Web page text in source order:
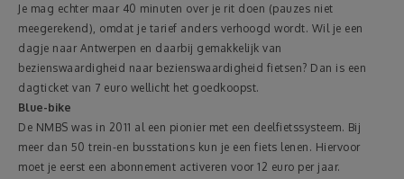
Je mag echter maar 40 minuten over je rit doen (pauzes niet
meegerekend), omdat je tarief anders verhoogd wordt. Wil je een
dagje naar Antwerpen en daarbij gemakkelijk van
bezienswaardigheid naar bezienswaardigheid fietsen? Dan is een
dagticket van 7 euro wellicht het goedkoopst.
Blue-bike
De NMBS was in 2011 al een pionier met een deelfietssysteem. Bij
meer dan 50 trein-en busstations kun je een fiets lenen. Hiervoor
moet je eerst een abonnement activeren voor 12 euro per jaar.